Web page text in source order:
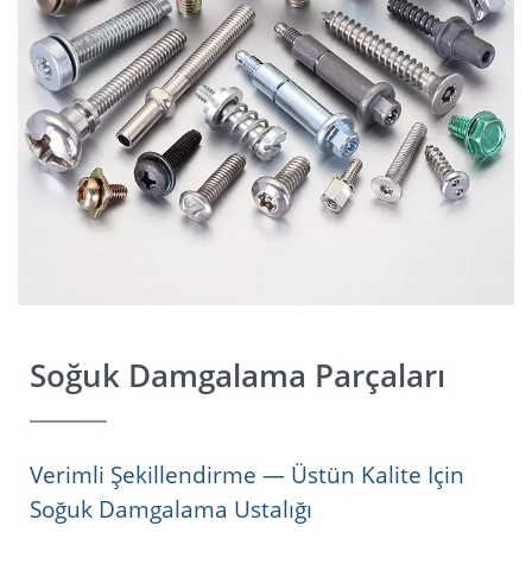
Soğuk Damgalama Parçaları
Verimli Şekillendirme — Üstün Kalite Için
Soğuk Damgalama Ustalığı